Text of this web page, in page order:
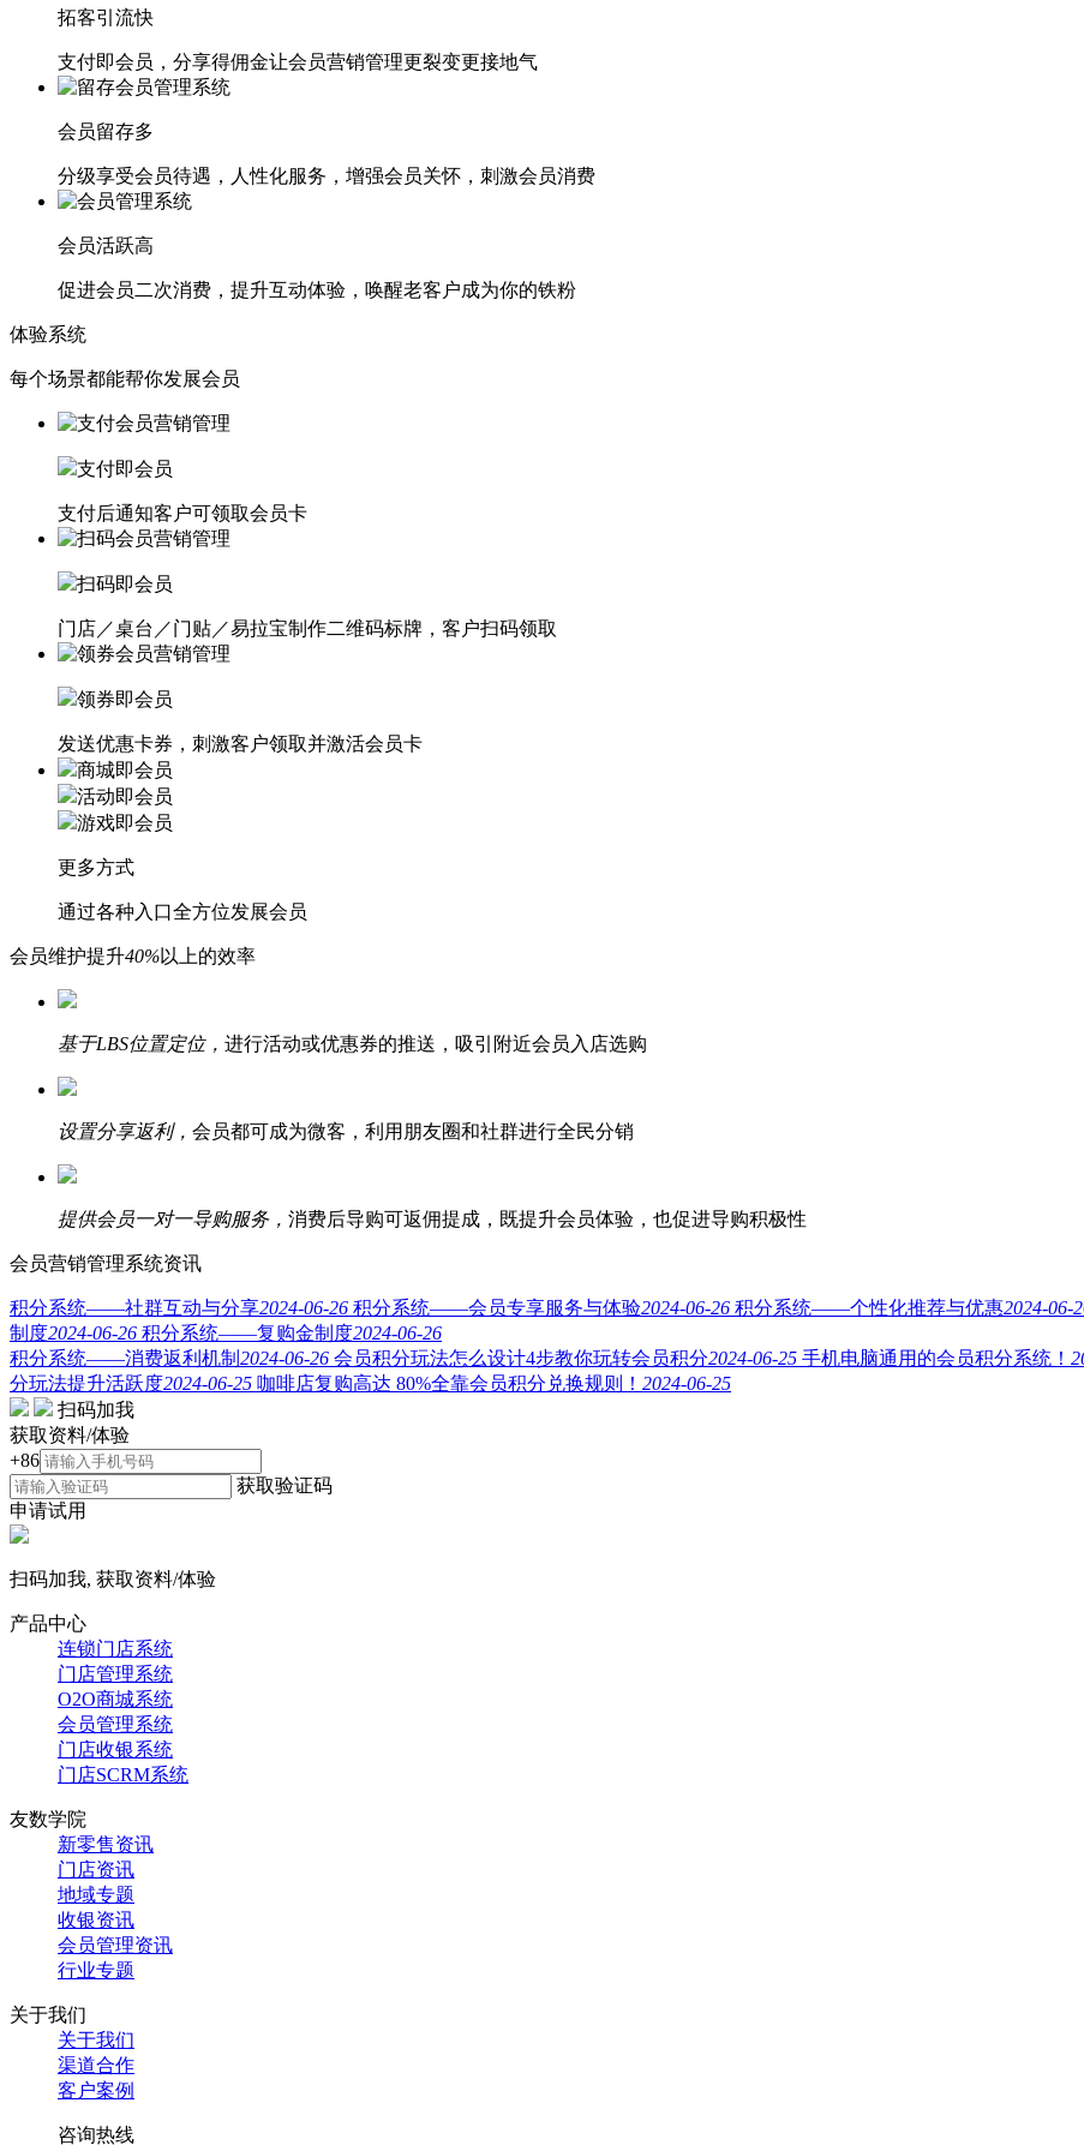
拓客引流快
支付即会员，分享得佣金让会员营销管理更裂变更接地气
会员留存多
分级享受会员待遇，人性化服务，增强会员关怀，刺激会员消费
会员活跃高
促进会员二次消费，提升互动体验，唤醒老客户成为你的铁粉
体验系统
每个场景都能帮你发展会员
支付即会员
支付后通知客户可领取会员卡
扫码即会员
门店／桌台／门贴／易拉宝制作二维码标牌，客户扫码领取
领券即会员
发送优惠卡券，刺激客户领取并激活会员卡
商城即会员
活动即会员
游戏即会员
更多方式
通过各种入口全方位发展会员
会员维护提升40%以上的效率
基于LBS位置定位， 进行活动或优惠券的推送，吸引附近会员入店选购
设置分享返利， 会员都可成为微客，利用朋友圈和社群进行全民分销
提供会员一对一导购服务， 消费后导购可返佣提成，既提升会员体验，也促进导购积极性
会员营销管理系统资讯
积分系统——社群互动与分享2024-06-26 积分系统——会员专享服务与体验2024-06-26 积分系统——个性化推荐与优惠2024-06-
制度2024-06-26 积分系统——复购金制度2024-06-26
积分系统——消费返利机制 2024-06-26 会员积分玩法怎么设计4步教你玩转会员积分2024-06-25 手机电脑通用的会员积分系统！
分玩法提升活跃度2024-06-25 咖啡店复购高达 80%全靠会员积分兑换规则！ 2024-06-25
扫码加我
获取资料/体验
+86
获取验证码
申请试用
扫码加我, 获取资料/体验
产品中心
连锁门店系统
门店管理系统
O2O商城系统
会员管理系统
门店收银系统
门店SCRM系统
友数学院
新零售资讯
门店资讯
地域专题
收银资讯
会员管理资讯
行业专题
关于我们
关于我们
渠道合作
客户案例
咨询热线